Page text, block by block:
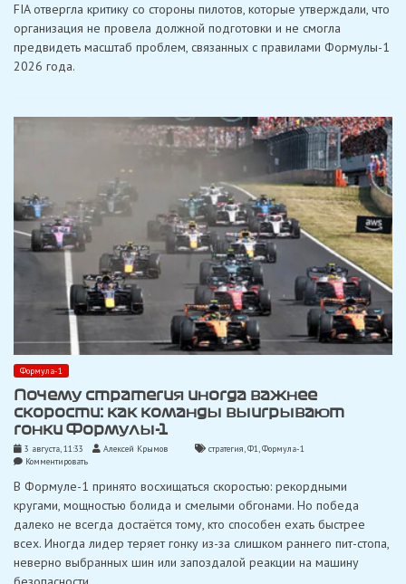
обвиняет
в
FIA отвергла критику со стороны пилотов, которые утверждали, что
организация не провела должной подготовки и не смогла
предвидеть масштаб проблем, связанных с правилами Формулы-1
2026 года.
Формула-1
Почему стратегия иногда важнее
скорости: как команды выигрывают
гонки Формулы-1
3 августа, 11:33 Алексей Крымов стратегия,Ф1,Формула-1
Комментироватьon
стратегия
важнее
скорости:
команды
выигрывают
В Формуле-1 принято восхищаться скоростью: рекордными
кругами, мощностью болида и смелыми обгонами. Но победа
далеко не всегда достаётся тому, кто способен ехать быстрее
всех. Иногда лидер теряет гонку из-за слишком раннего пит-стопа,
неверно выбранных шин или запоздалой реакции на машину